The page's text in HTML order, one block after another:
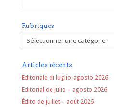
Rubriques
Rubriques
Articles récents
Editoriale di luglio-agosto 2026
Editorial de julio – agosto 2026
Édito de juillet – août 2026